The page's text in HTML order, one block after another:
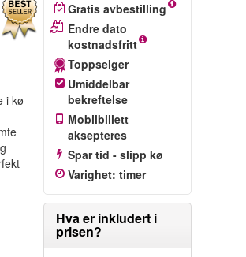
i kø
Gratis avbestilling
Endre dato
kostnadsfritt
Toppselger
Umiddelbar
bekreftelse
Mobilbillett
aksepteres
Spar tid - slipp kø
Varighet: timer
Hva er inkludert i
prisen?